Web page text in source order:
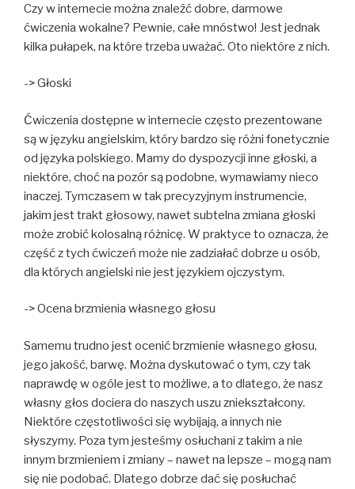
Czy w internecie można znaleźć dobre, darmowe
ćwiczenia wokalne? Pewnie, całe mnóstwo! Jest jednak
kilka pułapek, na które trzeba uważać. Oto niektóre z nich.
-> Głoski
Ćwiczenia dostępne w internecie często prezentowane
są w języku angielskim, który bardzo się różni fonetycznie
od języka polskiego. Mamy do dyspozycji inne głoski, a
niektóre, choć na pozór są podobne, wymawiamy nieco
inaczej. Tymczasem w tak precyzyjnym instrumencie,
jakim jest trakt głosowy, nawet subtelna zmiana głoski
może zrobić kolosalną różnicę. W praktyce to oznacza, że
część z tych ćwiczeń może nie zadziałać dobrze u osób,
dla których angielski nie jest językiem ojczystym.
-> Ocena brzmienia własnego głosu
Samemu trudno jest ocenić brzmienie własnego głosu,
jego jakość, barwę. Można dyskutować o tym, czy tak
naprawdę w ogóle jest to możliwe, a to dlatego, że nasz
własny głos dociera do naszych uszu zniekształcony.
Niektóre częstotliwości się wybijają, a innych nie
słyszymy. Poza tym jesteśmy osłuchani z takim a nie
innym brzmieniem i zmiany – nawet na lepsze – mogą nam
się nie podobać. Dlatego dobrze dać się posłuchać